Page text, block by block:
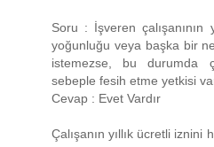
Soru : İşveren çalışanının
yoğunluğu veya başka bir
istemezse, bu durumda
sebeple fesih etme yetkisi
Cevap : Evet Vardır
Çalışanın yıllık ücretli